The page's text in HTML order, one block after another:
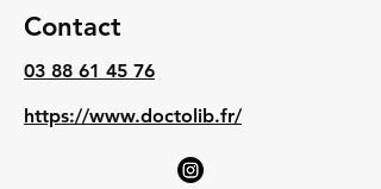
Contact
03 88 61 45 76
https://www.doctolib.fr/